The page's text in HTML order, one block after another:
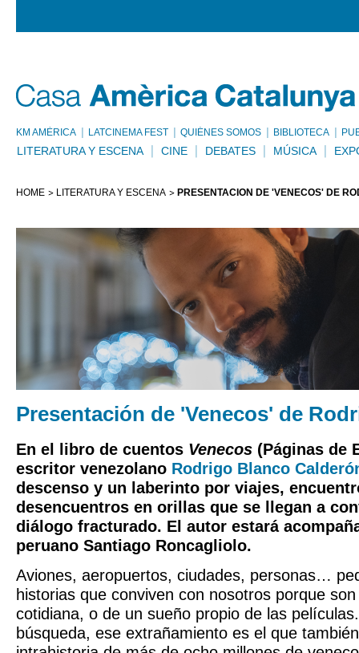
KM AMÈRICA LATCINEMA FEST QUIÉNES SOMOS BIBLIOTECA
LITERATURA Y ESCENA CINE DEBATES MÚSICA
HOME LITERATURA Y ESCENA PRESENTACIÓN DE 'VENECOS' DE
Presentación de 'Venecos' de
En el libro de cuentos Venecos (Páginas de
escritor venezolano Rodrigo Blanco
descenso y un laberinto por viajes,
desencuentros en orillas que se llegan a
diálogo fracturado. El autor estará
peruano Santiago Roncagliolo.
Aviones, aeropuertos, ciudades, personas…
historias que conviven con nosotros porque
cotidiana, o de un sueño propio de las
búsqueda, ese extrañamiento es el que